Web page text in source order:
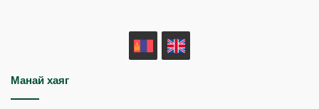
MN
Манай хаяг